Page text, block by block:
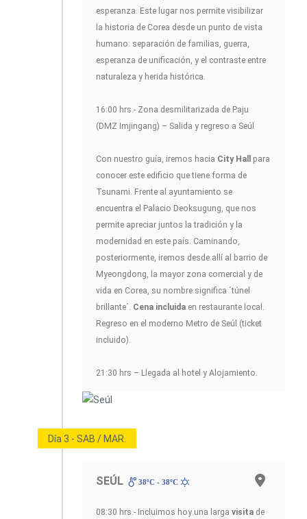
esperanza. Este lugar nos permite visibilizar
la historia de Corea desde un punto de vista
humano: separación de familias, guerra,
esperanza de unificación, y el contraste entre
naturaleza y herida histórica.
16:00 hrs.- Zona desmilitarizada de Paju
(DMZ Imjingang) – Salida y regreso a Seúl
Con nuestro guía, iremos hacia City Hall para
conocer este edificio que tiene forma de
Tsunami. Frente al ayuntamiento se
encuentra el Palacio Deoksugung, que nos
permite apreciar juntos la tradición y la
modernidad en este país. Caminando,
posteriormente, iremos desde allí al barrio de
Myeongdong, la mayor zona comercial y de
vida en Corea, su nombre significa ´túnel
brillante´. Cena incluida en restaurante local.
Regreso en el moderno Metro de Seúl (ticket
incluido).
21:30 hrs – Llegada al hotel y Alojamiento.
Día 3 - SAB / MAR.
SEÚL 38ºC - 38ºC
08:30 hrs.- Incluimos hoy una larga visita de